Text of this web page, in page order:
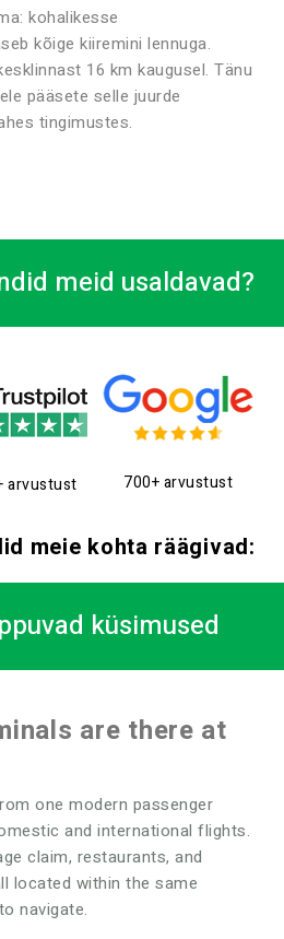
kohalikesse
kõige kiiremini lennuga.
16 km kaugusel. Tänu
pääsete selle juurde
tingimustes.
meid usaldavad?
arvustust 700+ arvustust
meie kohta räägivad:
küsimused
are there at
one modern passenger
and international flights.
claim, restaurants, and
located within the same
navigate.